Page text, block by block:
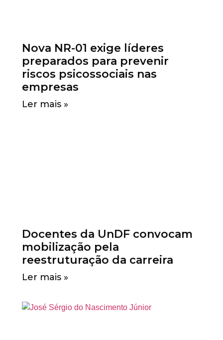
Nova NR-01 exige líderes
preparados para prevenir
riscos psicossociais nas
empresas
Ler mais »
Docentes da UnDF convocam
mobilização pela
reestruturação da carreira
Ler mais »